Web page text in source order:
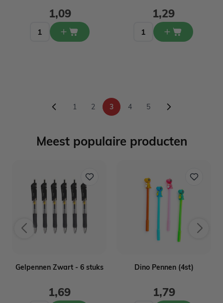
1,09 1,29
Pagina
1 Pagina
2 U lees momenteel pagina
3 Pagina
4 Pagina
5
Meest populaire producten
Gelpennen Zwart - 6 stuks
1,69
Dino Pennen (4st)
1,79